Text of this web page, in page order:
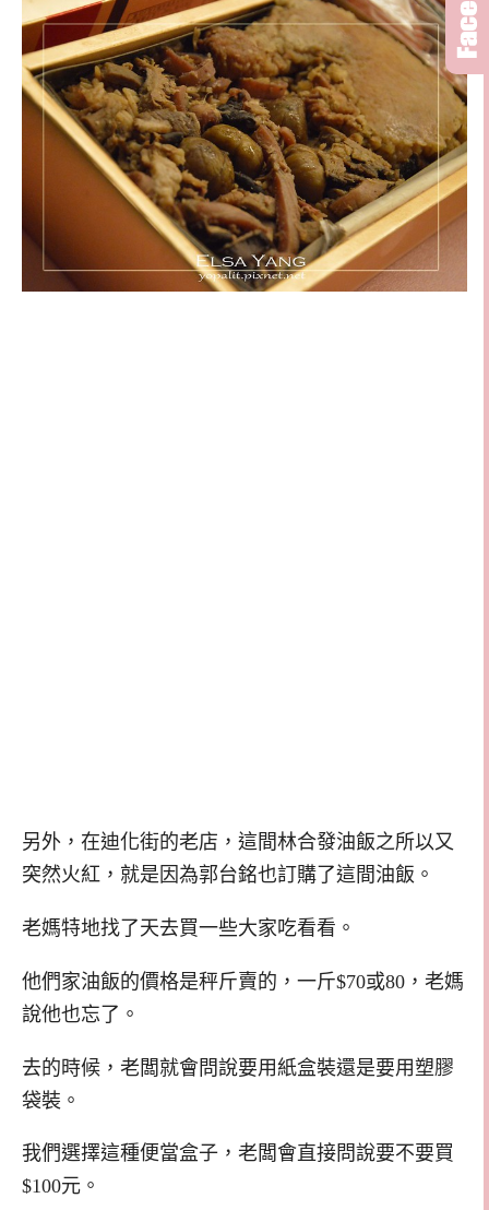
另外，在迪化街的老店，這間林合發油飯之所以又
突然火紅，就是因為郭台銘也訂購了這間油飯。
老媽特地找了天去買一些大家吃看看。
他們家油飯的價格是秤斤賣的，一斤$70或80，老媽
說他也忘了。
去的時候，老闆就會問說要用紙盒裝還是要用塑膠
袋裝。
我們選擇這種便當盒子，老闆會直接問說要不要買
$100元。